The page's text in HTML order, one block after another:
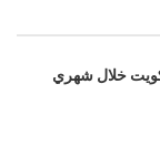
خلال شهري